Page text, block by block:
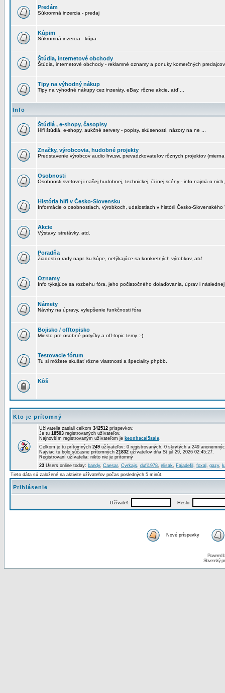
Predám
Súkromná inzercia - predaj
Kúpim
Súkromná inzercia - kúpa
Štúdia, internetové obchody
Štúdia, internetové obchody - reklamné oznamy a ponuky komerčných predajcov
Tipy na výhodný nákup
Tipy na výhodné nákupy cez inzeráty, eBay, rôzne akcie, atď ...
Info
Štúdiá , e-shopy, časopisy
Hifi štúdiá, e-shopy, aukčné servery - popisy, skúsenosti, názory na ne ...
Značky, výrobcovia, hudobné projekty
Predstavenie výrobcov audio hw,sw, prevadzkovateľov rôznych projektov
Osobnosti
Osobnosti svetovej i našej hudobnej, technickej, či inej scény - info najmä o
História hifi v Česko-Slovensku
Informácie o osobnostiach, výrobkoch, udalostiach v histórii Česko-Slovenského
Akcie
Výstavy, stretávky, atd.
Poradňa
Žiadosti o rady napr. ku kúpe, netýkajúce sa konkretných výrobkov, atď
Oznamy
Info týkajúce sa rozbehu fóra, jeho počiatočného dolaďovania, úprav i
Námety
Návrhy na úpravy, vylepšenie funkčnosti fóra
Bojisko / offtopisko
Miesto pre osobné potyčky a off-topic temy :-)
Testovacie fórum
Tu si môžete skušať rôzne vlastnosti a špeciality phpbb.
Kôš
Kto je prítomný
Užívatelia zaslali celkom 342512 príspevkov.
Je tu 18503 registrovaných užívateľov.
Najnovším registrovaným užívateľom je keonhacai5sale.
Celkom je tu prítomných 249 užívateľov: 0 registrovaných, 0 skrytých a 249
Najviac tu bolo súčasne prítomných 21832 užívateľov dňa St júl 29, 2026 02:45:27.
Registrovaní užívatelia: nikto nie je prítomný
23 Users online today: bandy, Caesar, Cvrkajs, dufi1978, elisak, Fajadefil , foxal , gazy,
Tieto dáta sú založené na aktivite užívateľov počas posledných 5 minút.
Prihlásenie
Užívateľ: Heslo:
Nové príspevky
Powered
Slovenský